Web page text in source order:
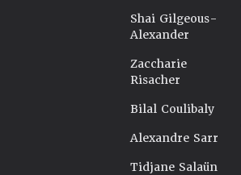
Shai Gilgeous-
Alexander
Zaccharie
Risacher
Bilal Coulibaly
Alexandre Sarr
Tidjane Salaün